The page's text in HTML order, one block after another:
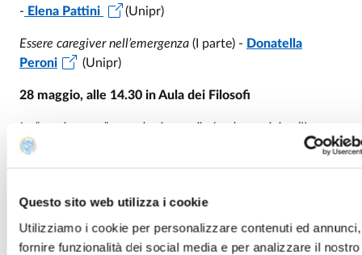
Questo sito web utilizza i cookie
Utilizziamo i cookie per personalizzare contenuti ed
fornire funzionalità dei social media e per analizzare il
- Elena Pattini (Unipr)
Essere caregiver nell’emergenza (I parte) - Donatella
Peroni
(Unipr)
28 maggio, alle 14.30 in Aula dei Filosofi
Lo “spazio sacro”: prendersi cura di sé nel caregiving
(II
parte) -
(Unipr)
3 giugno alle 14.30 in Aula dei Cavalieri